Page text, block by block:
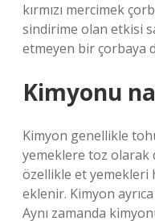
kırmızı mercimek
sindirime olan etkisi
etmeyen bir çorbaya
Kimyonu
Kimyon genellikle
yemeklere toz olarak
özellikle et yemekleri
eklenir. Kimyon
Aynı zamanda